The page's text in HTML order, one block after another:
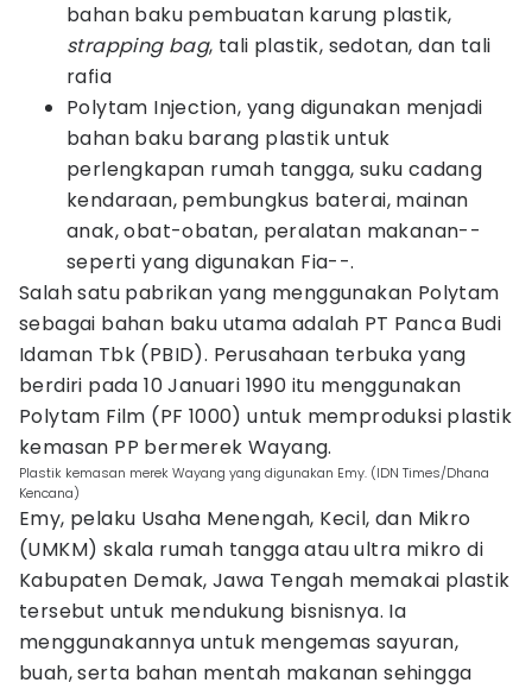
bahan baku pembuatan karung plastik,
strapping bag, tali plastik, sedotan, dan tali
rafia
Polytam Injection, yang digunakan menjadi
bahan baku barang plastik untuk
perlengkapan rumah tangga, suku cadang
kendaraan, pembungkus baterai, mainan
anak, obat-obatan, peralatan makanan--
seperti yang digunakan Fia--.
Salah satu pabrikan yang menggunakan Polytam
sebagai bahan baku utama adalah PT Panca Budi
Idaman Tbk (PBID). Perusahaan terbuka yang
berdiri pada 10 Januari 1990 itu menggunakan
Polytam Film (PF 1000) untuk memproduksi plastik
kemasan PP bermerek Wayang.
Plastik kemasan merek Wayang yang digunakan Emy. (IDN Times/Dhana
Kencana)
Emy, pelaku Usaha Menengah, Kecil, dan Mikro
(UMKM) skala rumah tangga atau ultra mikro di
Kabupaten Demak, Jawa Tengah memakai plastik
tersebut untuk mendukung bisnisnya. Ia
menggunakannya untuk mengemas sayuran,
buah, serta bahan mentah makanan sehingga